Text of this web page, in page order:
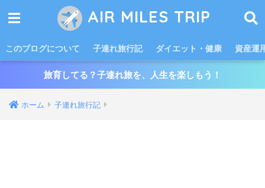
AIR MILES TRIP
このブログについて 子連れ旅行記 ダイエット・健康 資産運
旅育してる？子連れ旅を、人生を楽しもう！
ホーム 子連れ旅行記